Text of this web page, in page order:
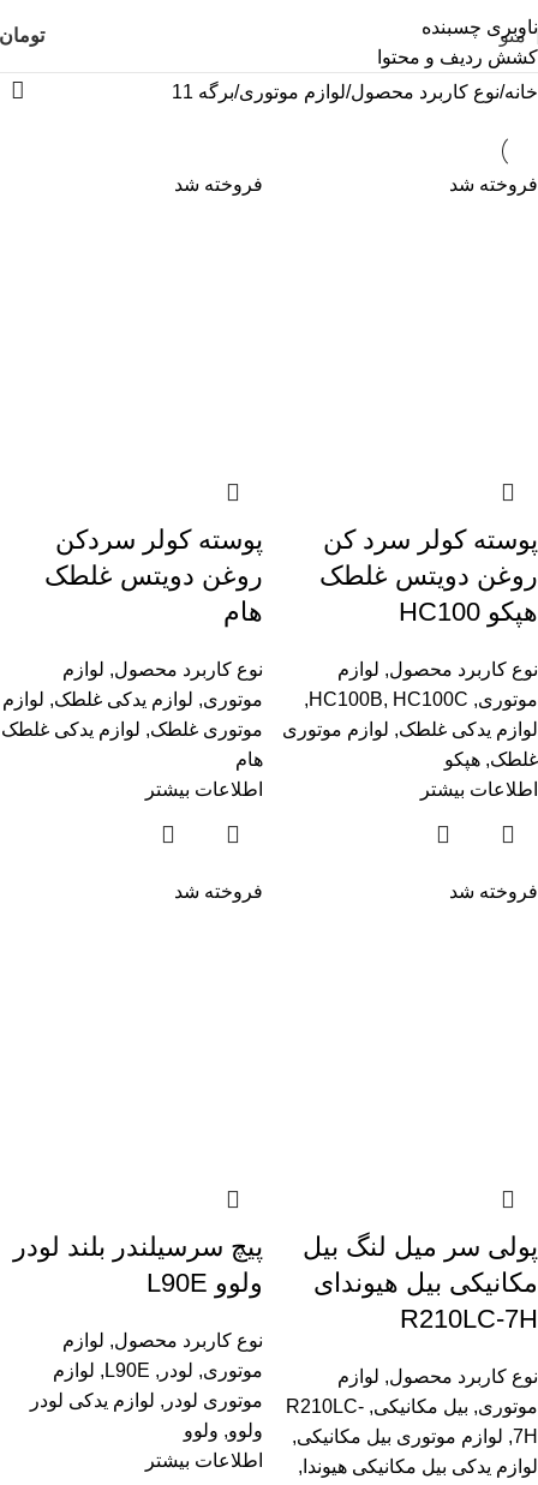
ناوبری چسبنده
کشش ردیف و محتوا
منو تومان
خانه نوع کاربرد محصول لوازم موتوری برگه 11
فروخته شد
پوسته کولر سرد کن
روغن دویتس غلطک
هپکو HC100
نوع کاربرد محصول, لوازم
موتوری,
HC100B, HC100C
,
لوازم یدکی غلطک, لوازم موتوری
غلطک, هپکو
اطلاعات بیشتر
فروخته شد
پوسته کولر سردکن
روغن دویتس غلطک
هام
نوع کاربرد محصول, لوازم
موتوری, لوازم یدکی غلطک, لوازم
موتوری غلطک, لوازم یدکی غلطک
هام
اطلاعات بیشتر
فروخته شد
پولی سر میل لنگ بیل
مکانیکی بیل هیوندای
R210LC-7H
نوع کاربرد محصول, لوازم
موتوری, بیل مکانیکی,
R210LC-
7H
, لوازم موتوری بیل مکانیکی,
لوازم یدکی بیل مکانیکی هیوندا ,
فروخته شد
پیچ‌ سرسیلندر بلند لودر
ولوو L90E
نوع کاربرد محصول, لوازم
موتوری, لودر ,
L90E
, لوازم
موتوری لودر , لوازم یدکی لودر
ولوو, ولوو
اطلاعات بیشتر